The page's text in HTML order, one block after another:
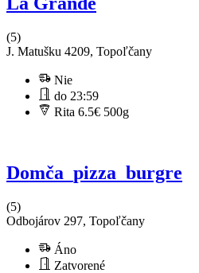
(5)
J. Matušku 4209, Topoľčany
Nie
do 23:59
Rita 6.5€ 500g
Domča_pizza_burgre
(5)
Odbojárov 297, Topoľčany
Áno
Zatvorené